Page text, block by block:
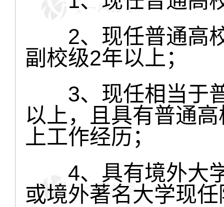
2、现任普通高校
副校级2年以上；
3、现任相当于普
以上，且具有普通
上工作经历；
4、具有境外大学
或境外著名大学现